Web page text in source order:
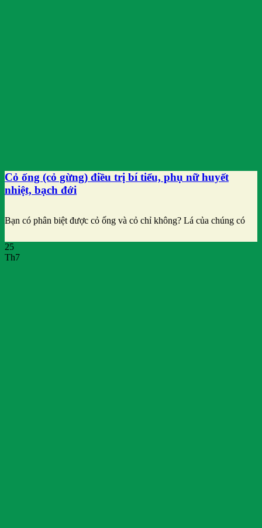
Cỏ ống (cỏ gừng) điều trị bí tiểu, phụ nữ huyết
nhiệt, bạch đới
Bạn có phân biệt được cỏ ống và cỏ chỉ không? Lá của chúng có
25
Th7